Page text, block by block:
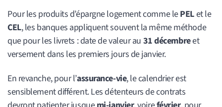
Pour les produits d’épargne logement comme lePELet le
CEL, les banques appliquent souvent la même méthode
que pour les livrets : date de valeur au 31 décembreet
versement dans les premiers jours de janvier.
En revanche, pour l’assurance-vie, le calendrier est
sensiblement différent. Les détenteurs de contrats